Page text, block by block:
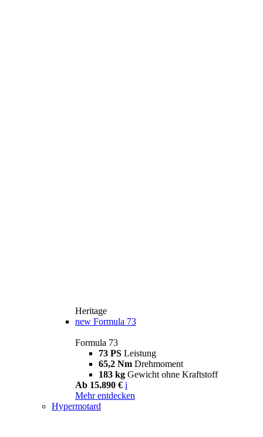
Heritage
new Formula 73
Formula 73
73 PS Leistung
65,2 Nm Drehmoment
183 kg Gewicht ohne Kraftstoff
Ab 15.890 € i
Mehr entdecken
Hypermotard